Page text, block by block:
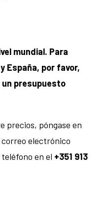
mundial. Para
España, por favor,
presupuesto
precios, póngase en
electrónico
en el +351 913